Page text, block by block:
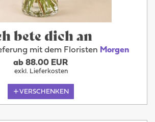
bete dich an
mit dem Floristen Morgen
ab 88.00 EUR
exkl. Lieferkosten
VERSCHENKEN